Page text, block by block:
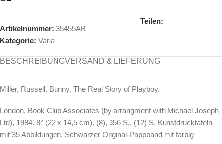
Artikelnummer: 35455AB
Kategorie: Varia
Teilen:
BESCHREIBUNGVERSAND & LIEFERUNG
Miller, Russell. Bunny. The Real Story of Playboy.
London, Book Club Associates (by arrangment with Michael Joseph
Ltd), 1984. 8° (22 x 14,5 cm). (8), 356 S., (12) S. Kunstdrucktafeln
mit 35 Abbildungen. Schwarzer Original-Pappband mit farbig